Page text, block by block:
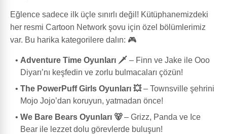
Eğlence sadece ilk üçle sınırlı değil! Kütüphanemizdeki
her resmi Cartoon Network şovu için özel bölümlerimiz
var. Bu harika kategorilere dalın: 🎮
Adventure Time Oyunları 🗡️ – Finn ve Jake ile Ooo
Diyarı’nı keşfedin ve zorlu bulmacaları çözün!
The PowerPuff Girls Oyunları 💥– Townsville şehrini
Mojo Jojo’dan koruyun, yatmadan önce!
We Bare Bears Oyunları 🐻– Grizz, Panda ve Ice
Bear ile lezzet dolu görevlerde buluşun!